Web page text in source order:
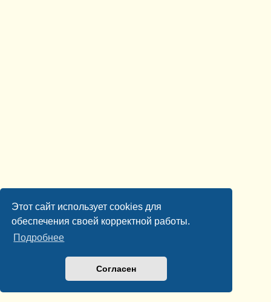
Этот сайт использует cookies для
обеспечения своей корректной работы.
Подробнее
Согласен